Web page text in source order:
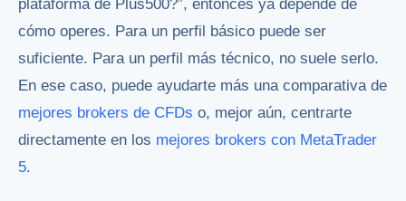
plataforma de Plus500?”, entonces ya depende de
cómo operes. Para un perfil básico puede ser
suficiente. Para un perfil más técnico, no suele serlo.
En ese caso, puede ayudarte más una comparativa de
mejores brokers de CFDs o, mejor aún, centrarte
directamente en los mejores brokers con MetaTrader
5.